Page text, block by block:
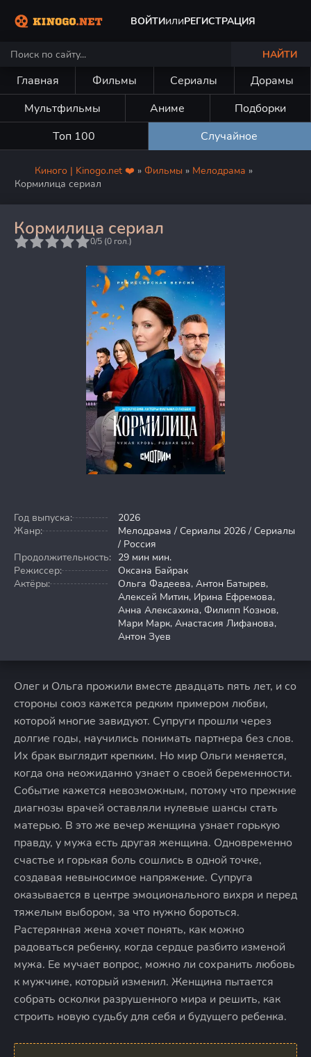
ВОЙТИилиРЕГИСТРАЦИЯ
НАЙТИ
Главная Фильмы Сериалы
Дорамы
Мультфильмы
Аниме
Подборки
Топ 100
Случайное
Киного | Kinogo.net ❤️ » Фильмы » Мелодрама »
Кормилица сериал
Кормилица сериал
0/5 (0 гол.)
Год выпуска:
2026
Жанр:
Мелодрама / Сериалы 2026 / Сериалы
/ Россия
Продолжительность: 29 мин мин.
Режиссер:
Оксана Байрак
Актёры:
Ольга Фадеева, Антон Батырев,
Алексей Митин, Ирина Ефремова,
Анна Алексахина, Филипп Кознов,
Мари Марк, Анастасия Лифанова,
Антон Зуев
Олег и Ольга прожили вместе двадцать пять лет, и со
стороны союз кажется редким примером любви,
которой многие завидуют. Супруги прошли через
долгие годы, научились понимать партнера без слов.
Их брак выглядит крепким. Но мир Ольги меняется,
когда она неожиданно узнает о своей беременности.
Событие кажется невозможным, потому что прежние
диагнозы врачей оставляли нулевые шансы стать
матерью. В это же вечер женщина узнает горькую
правду, у мужа есть другая женщина. Одновременно
счастье и горькая боль сошлись в одной точке,
создавая невыносимое напряжение. Супруга
оказывается в центре эмоционального вихря и перед
тяжелым выбором, за что нужно бороться.
Растерянная жена хочет понять, как можно
радоваться ребенку, когда сердце разбито изменой
мужа. Ее мучает вопрос, можно ли сохранить любовь
к мужчине, который изменил. Женщина пытается
собрать осколки разрушенного мира и решить, как
строить новую судьбу для себя и будущего ребенка.